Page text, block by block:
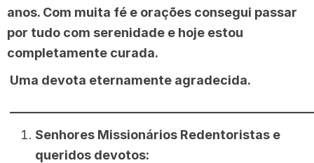
anos. Com muita fé e orações consegui passar
por tudo com serenidade e hoje estou
completamente curada.
Uma devota eternamente agradecida.
Senhores Missionários Redentoristas e
queridos devotos: